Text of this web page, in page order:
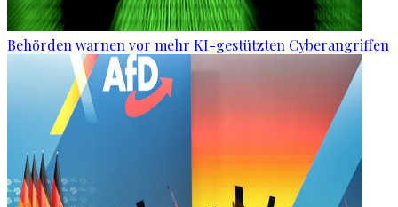
Behörden warnen vor mehr KI-gestützten Cyberangriffen